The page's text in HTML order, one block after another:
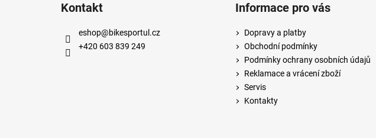
Kontakt
eshop@bikesportul.cz
+420 603 839 249
Informace pro vás
Dopravy a platby
Obchodní podmínky
Podmínky ochrany osobních údajů
Reklamace a vrácení zboží
Servis
Kontakty